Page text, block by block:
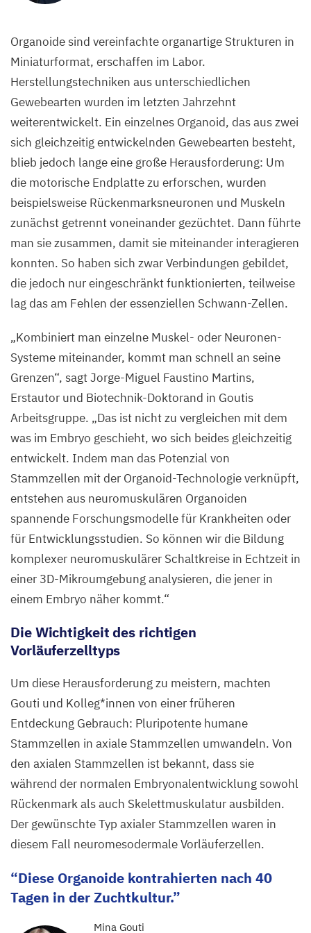
Organoide sind vereinfachte organartige Strukturen in
Miniaturformat, erschaffen im Labor.
Herstellungstechniken aus unterschiedlichen
Gewebearten wurden im letzten Jahrzehnt
weiterentwickelt. Ein einzelnes Organoid, das aus zwei
sich gleichzeitig entwickelnden Gewebearten besteht,
blieb jedoch lange eine große Herausforderung: Um
die motorische Endplatte zu erforschen, wurden
beispielsweise Rückenmarksneuronen und Muskeln
zunächst getrennt voneinander gezüchtet. Dann führte
man sie zusammen, damit sie miteinander interagieren
konnten. So haben sich zwar Verbindungen gebildet,
die jedoch nur eingeschränkt funktionierten, teilweise
lag das am Fehlen der essenziellen Schwann-Zellen.
„Kombiniert man einzelne Muskel- oder Neuronen-
Systeme miteinander, kommt man schnell an seine
Grenzen“, sagt Jorge-Miguel Faustino Martins,
Erstautor und Biotechnik-Doktorand in Goutis
Arbeitsgruppe. „Das ist nicht zu vergleichen mit dem
was im Embryo geschieht, wo sich beides gleichzeitig
entwickelt. Indem man das Potenzial von
Stammzellen mit der Organoid-Technologie verknüpft,
entstehen aus neuromuskulären Organoiden
spannende Forschungsmodelle für Krankheiten oder
für Entwicklungsstudien. So können wir die Bildung
komplexer neuromuskulärer Schaltkreise in Echtzeit in
einer 3D-Mikroumgebung analysieren, die jener in
einem Embryo näher kommt.“
Die Wichtigkeit des richtigen
Vorläuferzelltyps
Um diese Herausforderung zu meistern, machten
Gouti und Kolleg*innen von einer früheren
Entdeckung Gebrauch: Pluripotente humane
Stammzellen in axiale Stammzellen umwandeln. Von
den axialen Stammzellen ist bekannt, dass sie
während der normalen Embryonalentwicklung sowohl
Rückenmark als auch Skelettmuskulatur ausbilden.
Der gewünschte Typ axialer Stammzellen waren in
diesem Fall neuromesodermale Vorläuferzellen.
Diese Organoide kontrahierten nach 40
Tagen in der Zuchtkultur.
Mina Gouti